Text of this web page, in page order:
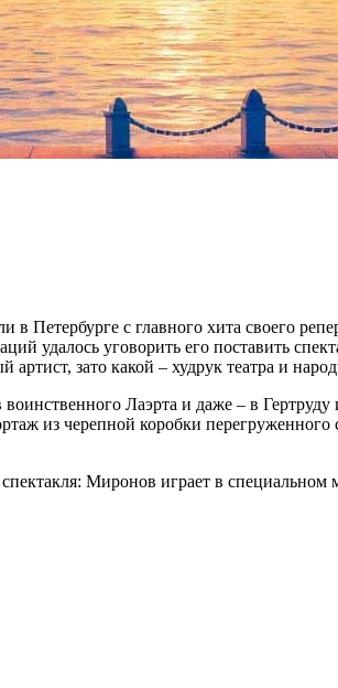
начнет
Петербурге с главного хита своего
удалось уговорить его поставить
артист, зато какой – худрук театра и
Лаэрта и даже – в
из черепной коробки
Миронов играет в